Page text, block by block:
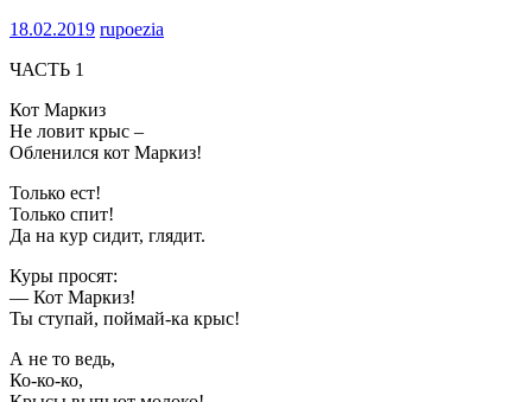
18.02.2019 rupoezia
ЧАСТЬ 1
Кот Маркиз
Не ловит крыс –
Обленился кот Маркиз!
Только ест!
Только спит!
Да на кур сидит, глядит.
Куры просят:
— Кот Маркиз!
Ты ступай, поймай-ка крыс!
А не то ведь,
Ко-ко-ко,